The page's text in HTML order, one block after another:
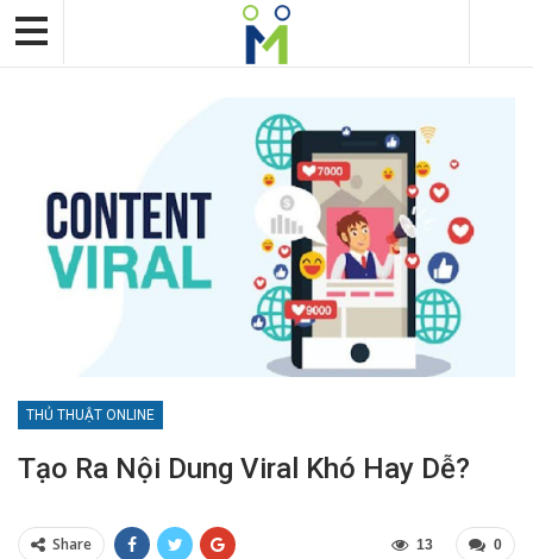
THỦ THUẬT ONLINE
Tạo Ra Nội Dung Viral Khó Hay Dễ?
Share 0
13